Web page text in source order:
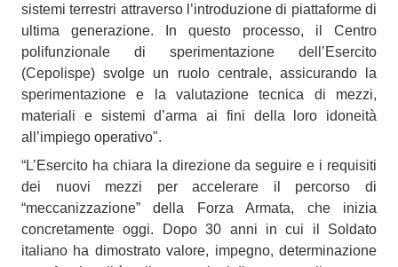
sistemi terrestri attraverso l’introduzione di piattaforme di
ultima generazione. In questo processo, il Centro
polifunzionale di sperimentazione dell’Esercito
(Cepolispe) svolge un ruolo centrale, assicurando la
sperimentazione e la valutazione tecnica di mezzi,
materiali e sistemi d’arma ai fini della loro idoneità
all’impiego operativo".
“L’Esercito ha chiara la direzione da seguire e i requisiti
dei nuovi mezzi per accelerare il percorso di
“meccanizzazione” della Forza Armata, che inizia
concretamente oggi. Dopo 30 anni in cui il Soldato
italiano ha dimostrato valore, impegno, determinazione